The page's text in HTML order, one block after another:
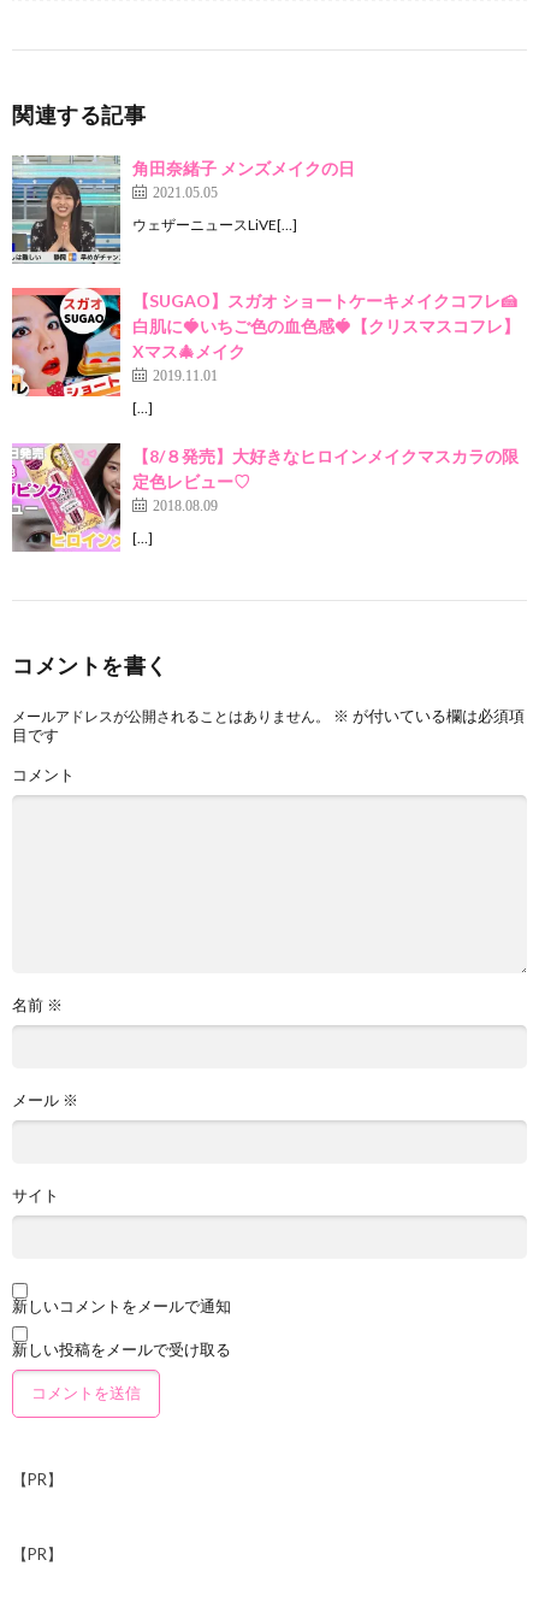
関連する記事
角田奈緒子 メンズメイクの日
2021.05.05
ウェザーニュースLiVE[…]
【SUGAO】スガオ ショートケーキメイクコフレ🍰
白肌に🍓いちご色の血色感🍓【クリスマスコフレ】
Xマス🎄メイク
2019.11.01
[…]
【8/８発売】大好きなヒロインメイクマスカラの限
定色レビュー♡
2018.08.09
[…]
コメントを書く
メールアドレスが公開されることはありません。 ※ が付いている欄は必須項
目です
コメント
名前 ※
メール ※
サイト
新しいコメントをメールで通知
新しい投稿をメールで受け取る
【PR】
【PR】